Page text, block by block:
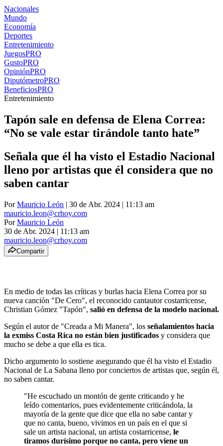
Nacionales
Mundo
Economía
Deportes
Entretenimiento
JuegosPRO
GustoPRO
OpiniónPRO
DiputómetroPRO
BeneficiosPRO
Entretenimiento
Tapón sale en defensa de Elena Correa:
“No se vale estar tirándole tanto hate”
Señala que él ha visto el Estadio Nacional
lleno por artistas que él considera que no
saben cantar
PorMauricio León | 30 de Abr. 2024 | 11:13 am
mauricio.leon@crhoy.com
PorMauricio León
30 de Abr. 2024 | 11:13 am
mauricio.leon@crhoy.com
Compartir
En medio de todas las críticas y burlas hacia Elena Correa por su
nueva canción "De Cero", el reconocido cantautor costarricense,
Christian Gómez "Tapón", salió en defensa de la modelo nacional.
Según el autor de "Creada a Mi Manera", los señalamientos hacia
la exmiss Costa Rica no están bien justificados y considera que
mucho se debe a que ella es tica.
Dicho argumento lo sostiene asegurando que él ha visto el Estadio
Nacional de La Sabana lleno por conciertos de artistas que, según él,
no saben cantar.
"He escuchado un montón de gente criticando y he
leído comentarios, pues evidentemente criticándola, la
mayoría de la gente que dice que ella no sabe cantar y
que no canta, bueno, vivimos en un país en el que si
sale un artista nacional, un artista costarricense, le
tiramos durísimo porque no canta, pero viene un